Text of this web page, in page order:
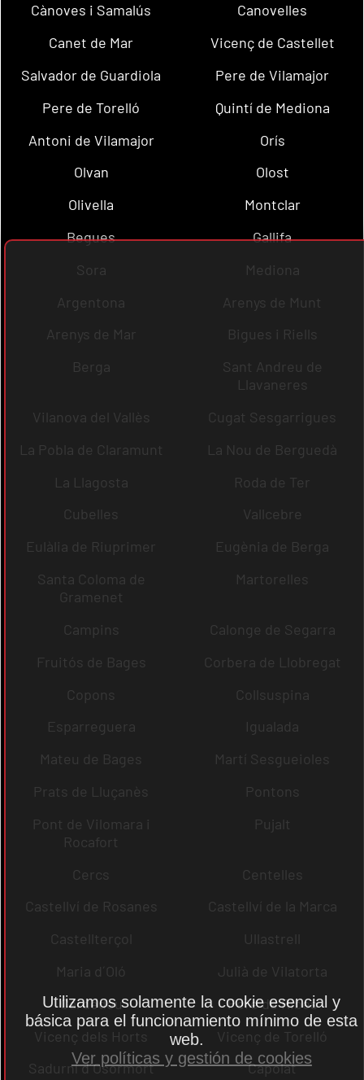
Cànoves i Samalús
Canovelles
Canet de Mar
Vicenç de Castellet
Salvador de Guardiola
Pere de Vilamajor
Pere de Torelló
Quintí de Mediona
Antoni de Vilamajor
Orís
Olvan
Olost
Olivella
Montclar
Begues
Gallifa
Sora
Mediona
Argentona
Arenys de Munt
Arenys de Mar
Bigues i Riells
Berga
Sant Andreu de
Llavaneres
Vilanova del Vallès
Cugat Sesgarrigues
La Pobla de Claramunt
La Nou de Berguedà
La Llagosta
Roda de Ter
Cubelles
Vallcebre
Eulàlia de Riuprimer
Eugènia de Berga
Santa Coloma de
Gramenet
Martorelles
Campins
Calonge de Segarra
Fruitós de Bages
Corbera de Llobregat
Copons
Collsuspina
Esparreguera
Igualada
Mateu de Bages
Martí Sesgueioles
Prats de Lluçanès
Pontons
Pont de Vilomara i
Rocafort
Pujalt
Cercs
Centelles
Castellví de Rosanes
Castellví de la Marca
Castellterçol
Ullastrell
Maria d´Oló
Julià de Vilatorta
Cardedeu
Pere de Ribes
Vicenç dels Horts
Vicenç de Torelló
Sadurní d´Osormort
Capolat
Utilizamos solamente la cookie esencial y
básica para el funcionamiento mínimo de esta
web.
Ver políticas y gestión de cookies